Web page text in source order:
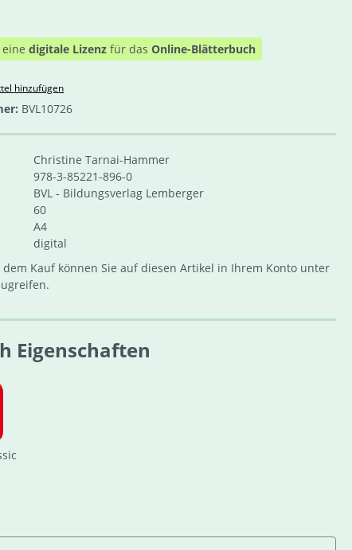
digitale Lizenz für das Online-Blätterbuch
hinzufügen
BVL10726
Christine Tarnai-Hammer
978-3-85221-896-0
BVL - Bildungsverlag Lemberger
60
A4
digital
dem Kauf können Sie auf diesen Artikel in Ihrem Konto unter
Eigenschaften